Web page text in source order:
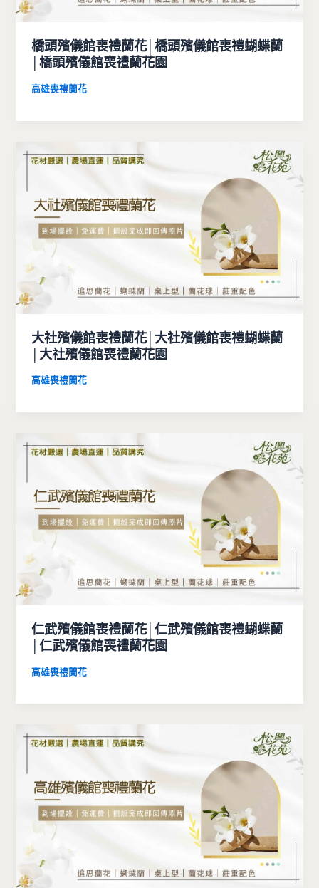
橋頭殯儀館喪禮蘭花│橋頭殯儀館喪禮蝴蝶蘭
│橋頭殯儀館喪禮蘭花園
高雄喪禮蘭花
大社殯儀館喪禮蘭花│大社殯儀館喪禮蝴蝶蘭
│大社殯儀館喪禮蘭花園
高雄喪禮蘭花
仁武殯儀館喪禮蘭花│仁武殯儀館喪禮蝴蝶蘭
│仁武殯儀館喪禮蘭花園
高雄喪禮蘭花